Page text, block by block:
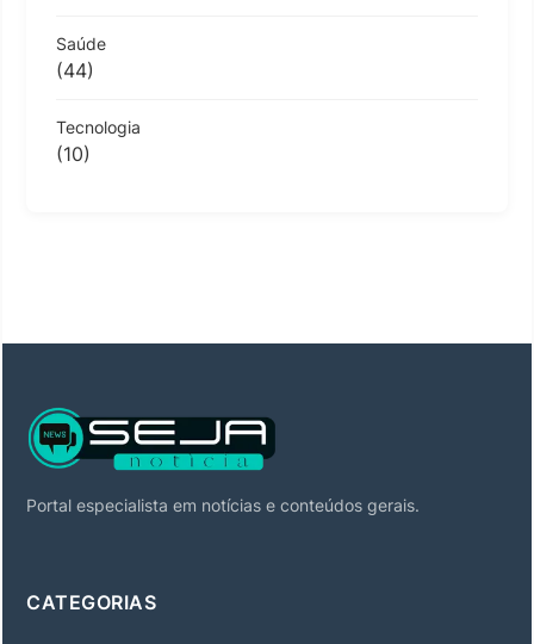
Saúde
(44)
Tecnologia
(10)
Portal especialista em notícias e conteúdos gerais.
CATEGORIAS